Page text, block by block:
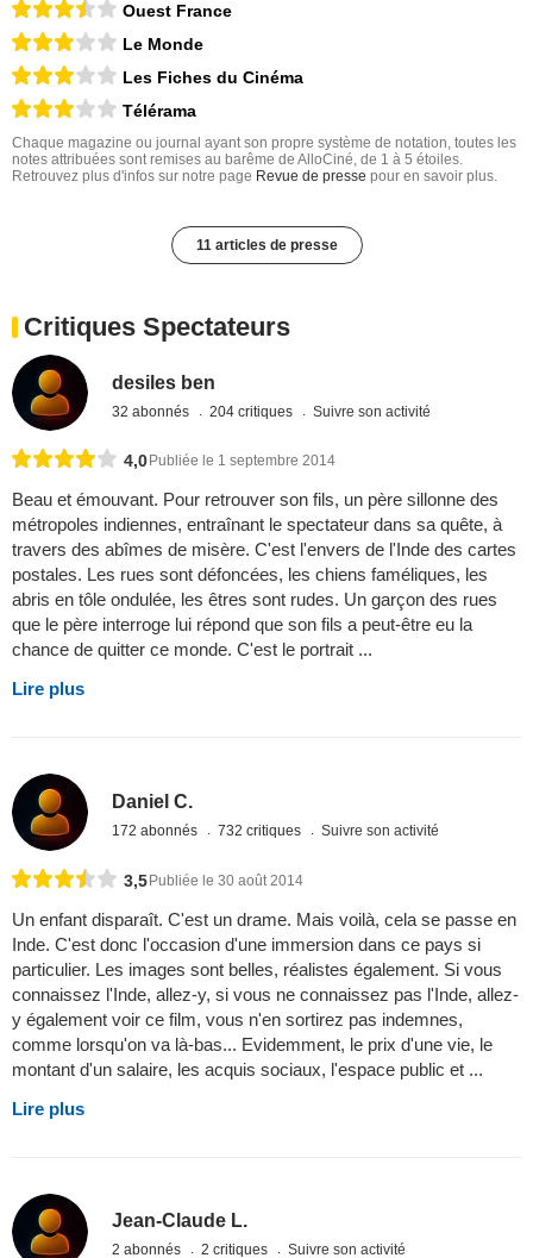
Ouest France
Le Monde
Les Fiches du Cinéma
Télérama
Chaque magazine ou journal ayant son propre système de notation, toutes les
notes attribuées sont remises au barême de AlloCiné, de 1 à 5 étoiles.
Retrouvez plus d'infos sur notre page Revue de presse pour en savoir plus.
11 articles de presse
Critiques Spectateurs
desiles ben
32 abonnés 204 critiques Suivre son activité
4,0 Publiée le 1 septembre 2014
Beau et émouvant. Pour retrouver son fils, un père sillonne des
métropoles indiennes, entraînant le spectateur dans sa quête, à
travers des abîmes de misère. C'est l'envers de l'Inde des cartes
postales. Les rues sont défoncées, les chiens faméliques, les
abris en tôle ondulée, les êtres sont rudes. Un garçon des rues
que le père interroge lui répond que son fils a peut-être eu la
chance de quitter ce monde. C'est le portrait ...
Lire plus
Daniel C.
172 abonnés 732 critiques Suivre son activité
3,5Publiée le 30 août 2014
Un enfant disparaît. C'est un drame. Mais voilà, cela se passe en
Inde. C'est donc l'occasion d'une immersion dans ce pays si
particulier. Les images sont belles, réalistes également. Si vous
connaissez l'Inde, allez-y, si vous ne connaissez pas l'Inde, allez-
y également voir ce film, vous n'en sortirez pas indemnes,
comme lorsqu'on va là-bas... Evidemment, le prix d'une vie, le
montant d'un salaire, les acquis sociaux, l'espace public et ...
Lire plus
Jean-Claude L.
2 abonnés 2 critiques Suivre son activité